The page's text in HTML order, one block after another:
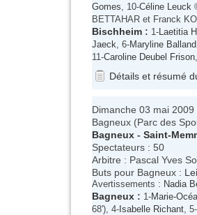
Gomes , 10-Céline Leuck
BETTAHAR et Franck
Bischheim : 1- Laetitia
Jaeck , 6-Maryline Balland
11-Caroline Deubel Frison
Détails et résumé
Dimanche 03 mai
Bagneux (Parc des
Bagneux - Saint-
Spectateurs : 50
Arbitre : Pascal Yves
Buts pour Bagneux :
Avertissements : Nadia
Bagneux : 1-Marie-
68'), 4- Isabelle Richant , 5-